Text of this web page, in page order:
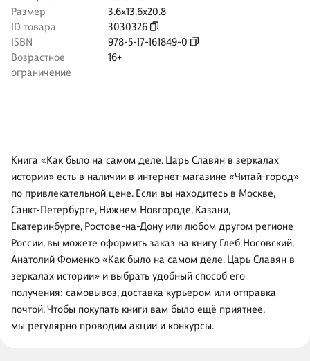
Размер
3.6x13.6x20.8
ID товара
3030326
ISBN
978-5-17-161849-0
Возрастное
ограничение
16+
Книга «Как было на самом деле. Царь Славян в зеркалах
истории» есть в наличии в интернет-магазине «Читай-город»
по привлекательной цене. Если вы находитесь в Москве,
Санкт-Петербурге, Нижнем Новгороде, Казани,
Екатеринбурге, Ростове-на-Дону или любом другом регионе
России, вы можете оформить заказ на книгу Глеб Носовский,
Анатолий Фоменко «Как было на самом деле. Царь Славян в
зеркалах истории» и выбрать удобный способ его
получения: самовывоз, доставка курьером или отправка
почтой. Чтобы покупать книги вам было ещё приятнее,
мы регулярно проводим акции и конкурсы.